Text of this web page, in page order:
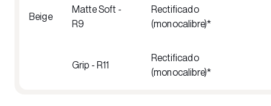
Beige
Matte Soft -
R9
Rectificado
(monocalibre)*
Grip - R11
Rectificado
(monocalibre)*